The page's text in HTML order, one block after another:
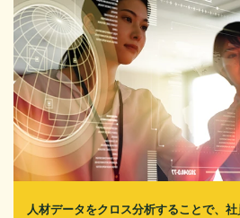
人材データをクロス分析することで、